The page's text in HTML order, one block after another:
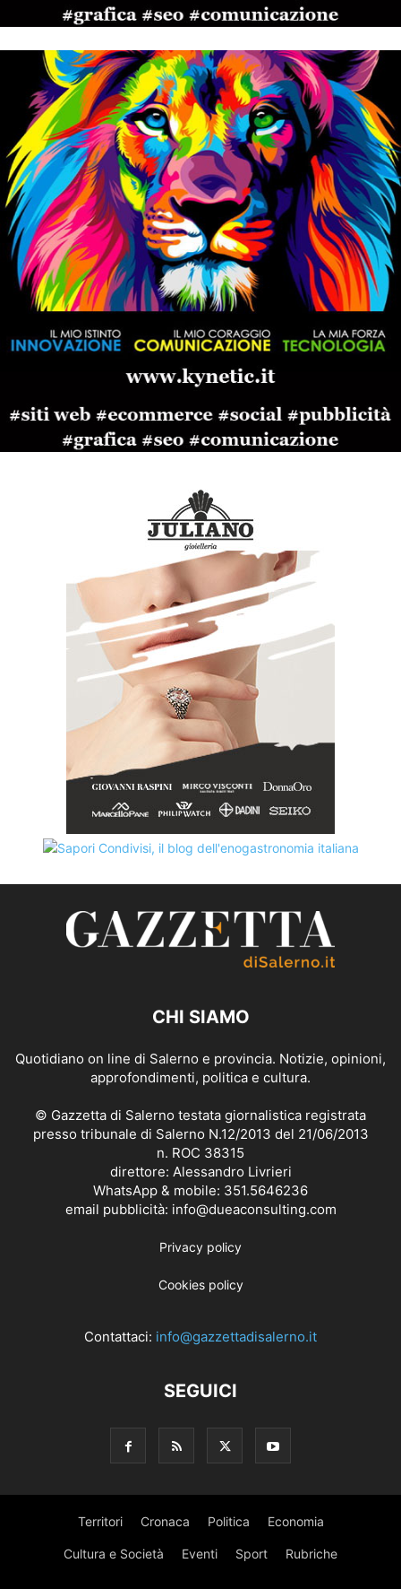
CHI SIAMO
Quotidiano on line di Salerno e provincia. Notizie, opinioni,
approfondimenti, politica e cultura.
© Gazzetta di Salerno testata giornalistica registrata
presso tribunale di Salerno N.12/2013 del 21/06/2013
n. ROC 38315
direttore: Alessandro Livrieri
WhatsApp & mobile: 351.5646236
email pubblicità: info@dueaconsulting.com
Privacy policy
Cookies policy
Contattaci: info@gazzettadisalerno.it
SEGUICI
Territori Cronaca Politica Economia
Cultura e Società Eventi Sport Rubriche